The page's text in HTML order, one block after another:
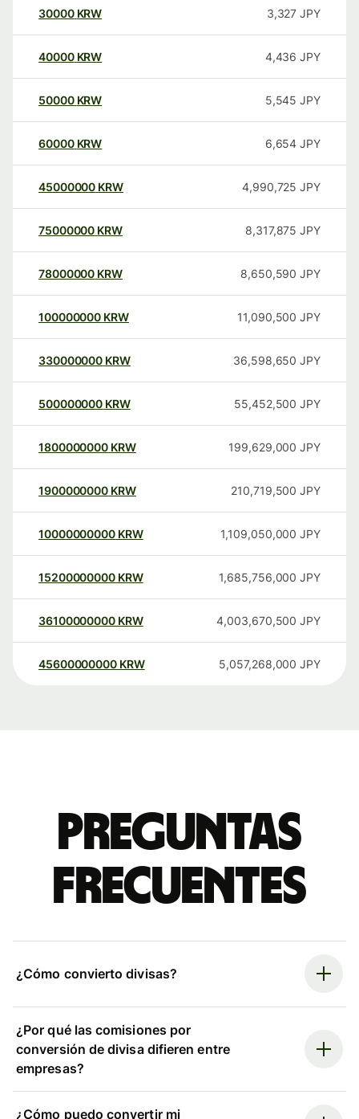
30000 KRW 3,327 JPY
40000 KRW 4,436 JPY
50000 KRW 5,545 JPY
60000 KRW 6,654 JPY
45000000 KRW 4,990,725 JPY
75000000 KRW 8,317,875 JPY
78000000 KRW 8,650,590 JPY
100000000 KRW 11,090,500 JPY
330000000 KRW 36,598,650 JPY
500000000 KRW 55,452,500 JPY
1800000000 KRW 199,629,000 JPY
1900000000 KRW 210,719,500 JPY
10000000000 KRW 1,109,050,000 JPY
15200000000 KRW 1,685,756,000 JPY
36100000000 KRW 4,003,670,500 JPY
45600000000 KRW 5,057,268,000 JPY
Preguntas
frecuentes
¿Cómo convierto divisas?
¿Por qué las comisiones por
conversión de divisa difieren entre
empresas?
¿Cómo puedo convertir mi